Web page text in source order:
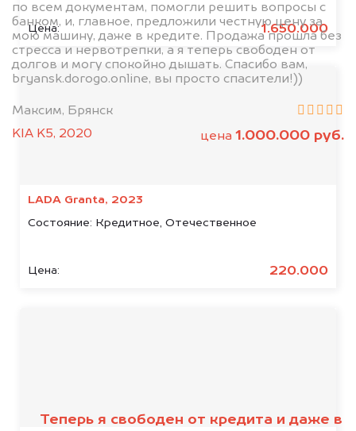
Цена: 1.650.000
LADA Granta, 2023
Состояние: Кредитное, Отечественное
Цена: 220.000
по всем документам, помогли решить вопросы с
банком, и, главное, предложили честную цену за
мою машину, даже в кредите. Продажа прошла без
стресса и нервотрепки, а я теперь свободен от
долгов и могу спокойно дышать. Спасибо вам,
bryansk.dorogo.online, вы просто спасители!))
Максим, Брянск
KIA K5, 2020
цена 1.000.000 руб.
Теперь я свободен от кредита и даже в
банками